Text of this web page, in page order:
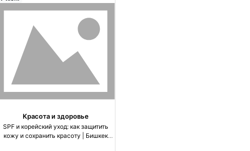
Красота и здоровье
SPF и корейский уход: как защитить
кожу и сохранить красоту | Бишкек